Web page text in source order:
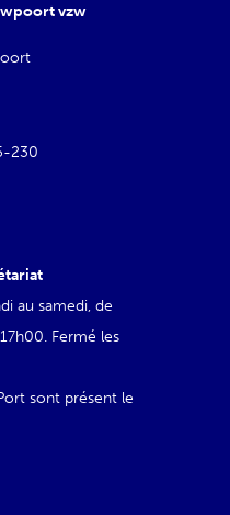
vzw
230
au samedi, de
Fermé les
sont présent le